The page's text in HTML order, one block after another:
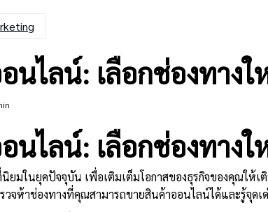
นไลน์: เลือกช่องทาง
นไลน์: เลือกช่องทาง
ยมในยุคปัจจุบัน เพื่อเติมเต็มโอกาสของธุรกิจของคุณให้
จห้าช่องทางที่คุณสามารถขายสินค้าออนไลน์ได้และรู้จุด